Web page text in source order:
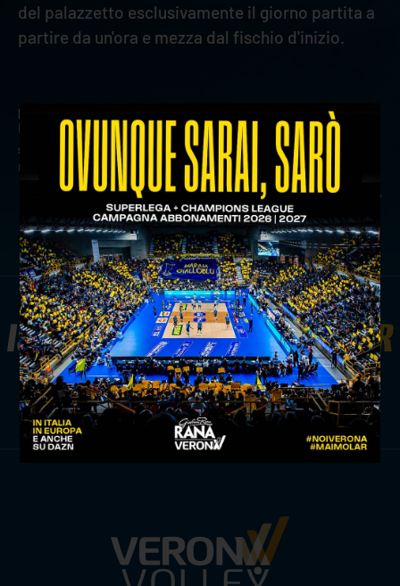
del palazzetto esclusivamente il giorno partita a
partire da un'ora e mezza dal fischio d'inizio.
precedente:
game review: rana verona-ma acqua s.
bernardo cuneo
successivo: rana verona torna al lavoro con lo sguardo
rivolto alla trasferta di cisterna
news prima squadra
ISCRIVITI ALLANEWSLETTER
ISCRIVITI ORA